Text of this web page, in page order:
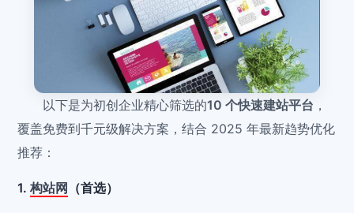
以下是为初创企业精心筛选的10 个快速建站平台 ，
覆盖免费到千元级解决方案，结合 2025 年最新趋势优化
推荐：
1.构站网 （首选）